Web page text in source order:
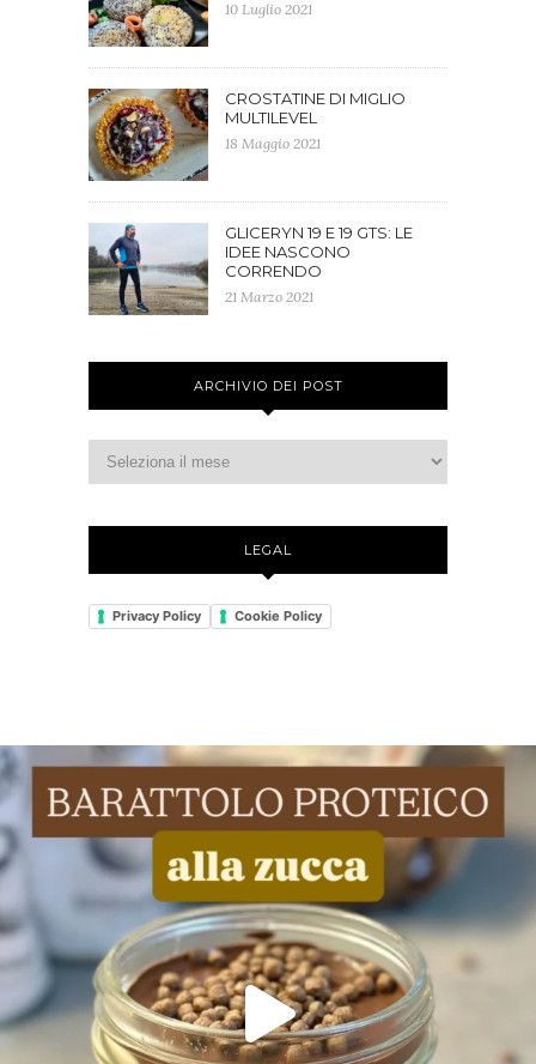
10 Luglio 2021
CROSTATINE DI MIGLIO
MULTILEVEL
18 Maggio 2021
GLICERYN 19 E 19 GTS: LE
IDEE NASCONO
CORRENDO
21 Marzo 2021
ARCHIVIO DEI POST
LEGAL
Privacy Policy Cookie Policy